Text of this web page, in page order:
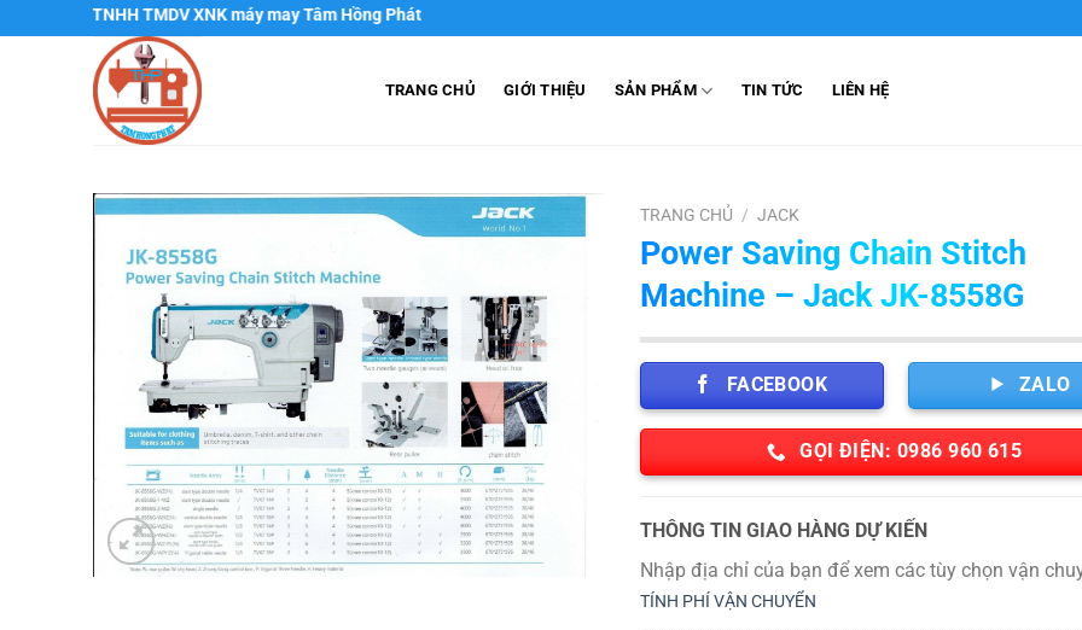
đến
TNHH TMDV XNK máy may Tâm Hồng Phát
TRANG CHỦ GIỚI THIỆU SẢN PHẨM TIN TỨC LIÊN HỆ
TRANG CHỦ / JACK
Power Saving Chain Stitch
Machine – Jack JK-8558G
FACEBOOK ZALO
GỌI ĐIỆN: 0986 960 615
THÔNG TIN GIAO HÀNG DỰ KIẾN
Nhập địa chỉ của bạn để xem các tùy chọn vận
TÍNH PHÍ VẬN CHUYỂN